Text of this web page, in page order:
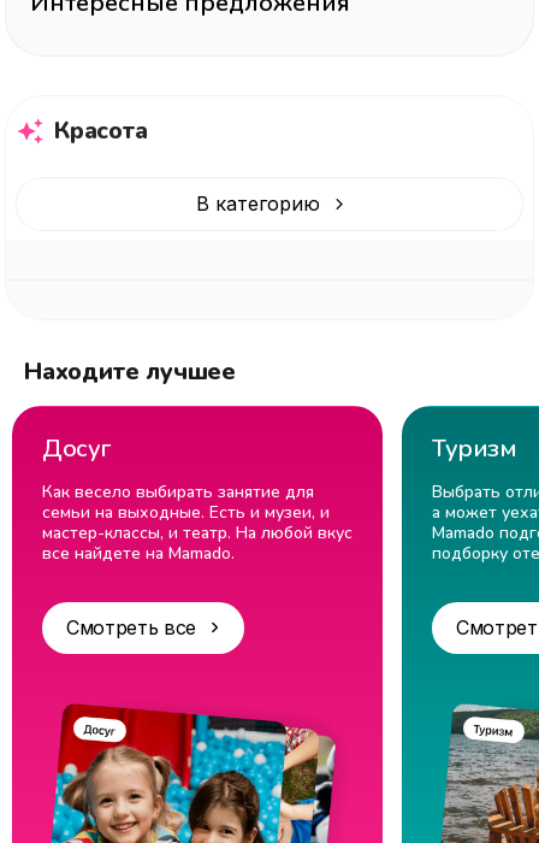
Красота
В категорию
Находите лучшее
Досуг
Как весело выбирать занятие для
семьи на выходные. Есть и музеи, и
мастер-классы, и театр. На любой вкус
все найдете на Mamado.
Смотреть все
Туризм
Выбрать
а может
Mamado
подборку